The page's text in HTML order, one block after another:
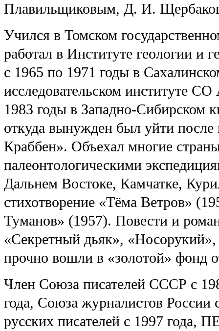
Плавильщиковым, Д. И.
Учился в Томском
работал в Институте геологии
с 1965 по 1971 годы в
исследовательском институте
1983 годы в Западно-Сибирском
откуда вынужден был уйти после
Краббен». Объехал многие
палеонтологическими
Дальнем Востоке, Камчатке,
стихотворение «Тёма Ветров»
Туманов» (1957). Повести и
«Секретный дьяк»,
прочно вошли в «золотой» фонд
Член Союза писателей СССР с
года, Союза журналистов России
русских писателей с 1997 года,